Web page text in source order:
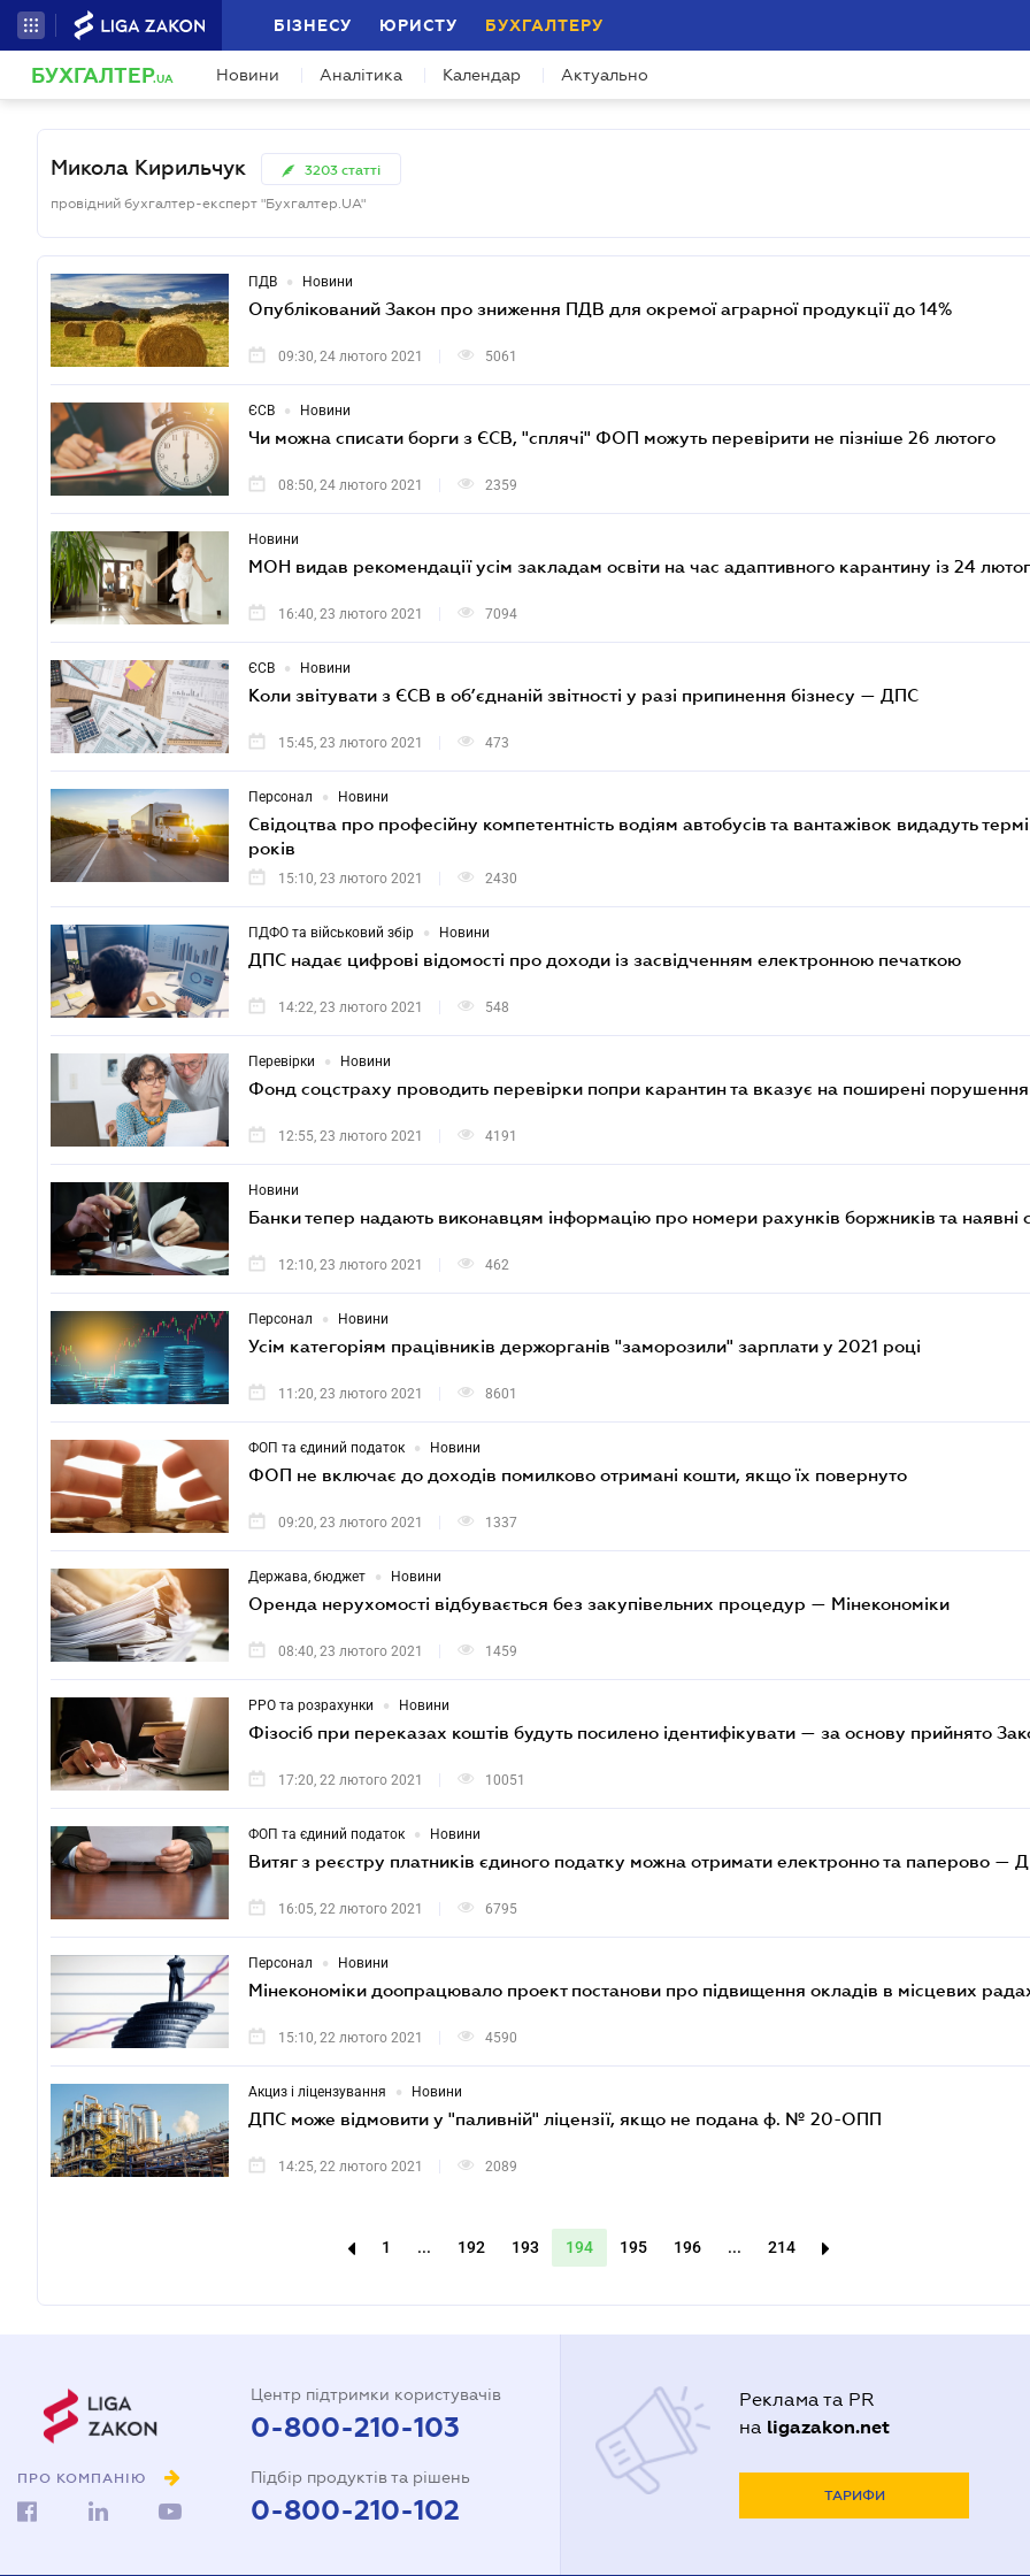
БІЗНЕСУ ЮРИСТУ БУХГАЛТЕРУ
БУХГАЛТЕР.UA Новини Аналітика Календар Актуально
Микола Кирильчук 3203 статті
провідний бухгалтер-експерт "Бухгалтер.UA"
ПДВ • Новини
Опублікований Закон про зниження ПДВ для окремої аграрної продукції до 14%
09:30, 24 лютого 2021 5061
ЄСВ • Новини
Чи можна списати борги з ЄСВ, "сплячі" ФОП можуть перевірити не пізніше 26 лютого
08:50, 24 лютого 2021 2359
Новини
МОН видав рекомендації усім закладам освіти на час адаптивного карантину із 24
16:40, 23 лютого 2021 7094
ЄСВ • Новини
Коли звітувати з ЄСВ в об’єднаній звітності у разі припинення бізнесу — ДПС
15:45, 23 лютого 2021 473
Персонал • Новини
Свідоцтва про професійну компетентність водіям автобусів та вантажівок видадуть
років
15:10, 23 лютого 2021 2430
ПДФО та військовий збір • Новини
ДПС надає цифрові відомості про доходи із засвідченням електронною печаткою
14:22, 23 лютого 2021 548
Перевірки • Новини
Фонд соцстраху проводить перевірки попри карантин та вказує на поширені порушення
12:55, 23 лютого 2021 4191
Новини
Банки тепер надають виконавцям інформацію про номери рахунків боржників та наявні
12:10, 23 лютого 2021 462
Персонал • Новини
Усім категоріям працівників держорганів "заморозили" зарплати у 2021 році
11:20, 23 лютого 2021 8601
ФОП та єдиний податок • Новини
ФОП не включає до доходів помилково отримані кошти, якщо їх повернуто
09:20, 23 лютого 2021 1337
Держава, бюджет • Новини
Оренда нерухомості відбувається без закупівельних процедур — Мінекономіки
08:40, 23 лютого 2021 1459
РРО та розрахунки • Новини
Фізосіб при переказах коштів будуть посилено ідентифікувати — за основу прийнято
17:20, 22 лютого 2021 10051
ФОП та єдиний податок • Новини
Витяг з реєстру платників єдиного податку можна отримати електронно та паперово —
16:05, 22 лютого 2021 6795
Персонал • Новини
Мінекономіки доопрацювало проект постанови про підвищення окладів в місцевих
15:10, 22 лютого 2021 4590
Акциз і ліцензування • Новини
ДПС може відмовити у "паливній" ліцензії, якщо не подана ф. № 20-ОПП
14:25, 22 лютого 2021 2089
1 ... 192 193 194 195 196 ... 214
ПРО КОМПАНІЮ
Центр підтримки користувачів
0-800-210-103
Підбір продуктів та рішень
0-800-210-102
Реклама та PR
на ligazakon.net
ТАРИФИ